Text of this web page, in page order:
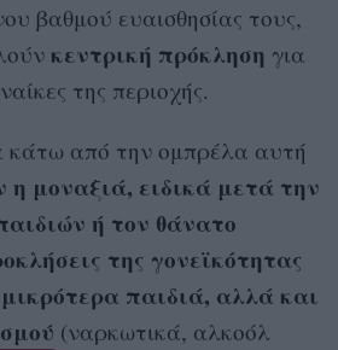
βαθμού ευαισθησίας τους,
κεντρική πρόκληση για
της περιοχής.
κάτω από την ομπρέλα αυτή
μοναξιά, ειδικά μετά την
ή τον θάνατο
της γονεϊκότητας
παιδιά, αλλά και
(ναρκωτικά, αλκοόλ